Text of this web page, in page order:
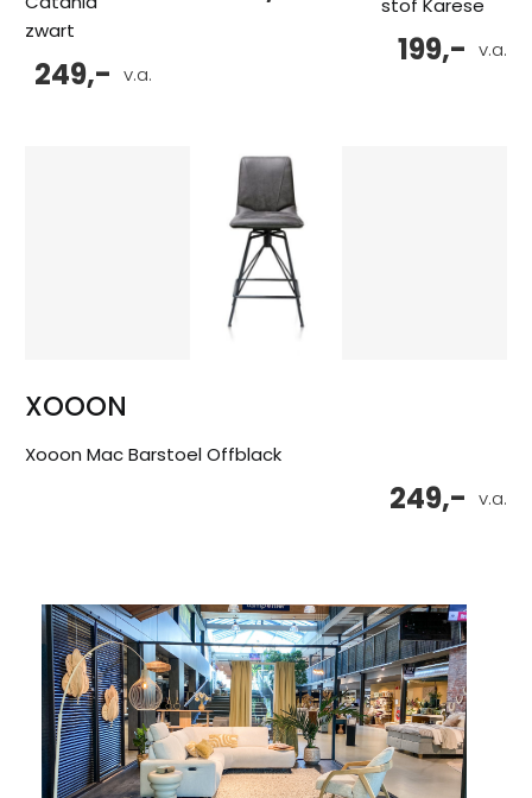
zwart
v.a.
249,-
stof Karese
v.a.
199,-
XOOON
Xooon Mac Barstoel Offblack
v.a.
249,-